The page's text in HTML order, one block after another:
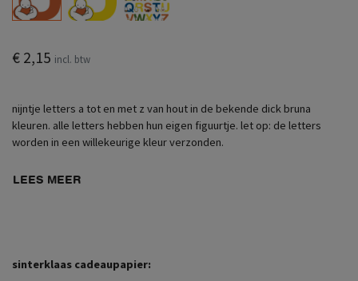
€ 2,15 incl. btw
nijntje letters a tot en met z van hout in de bekende dick bruna
kleuren. alle letters hebben hun eigen figuurtje. let op: de letters
worden in een willekeurige kleur verzonden.
LEES MEER
sinterklaas cadeaupapier: